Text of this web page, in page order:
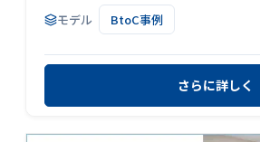
モデル BtoC事例
さらに詳しく